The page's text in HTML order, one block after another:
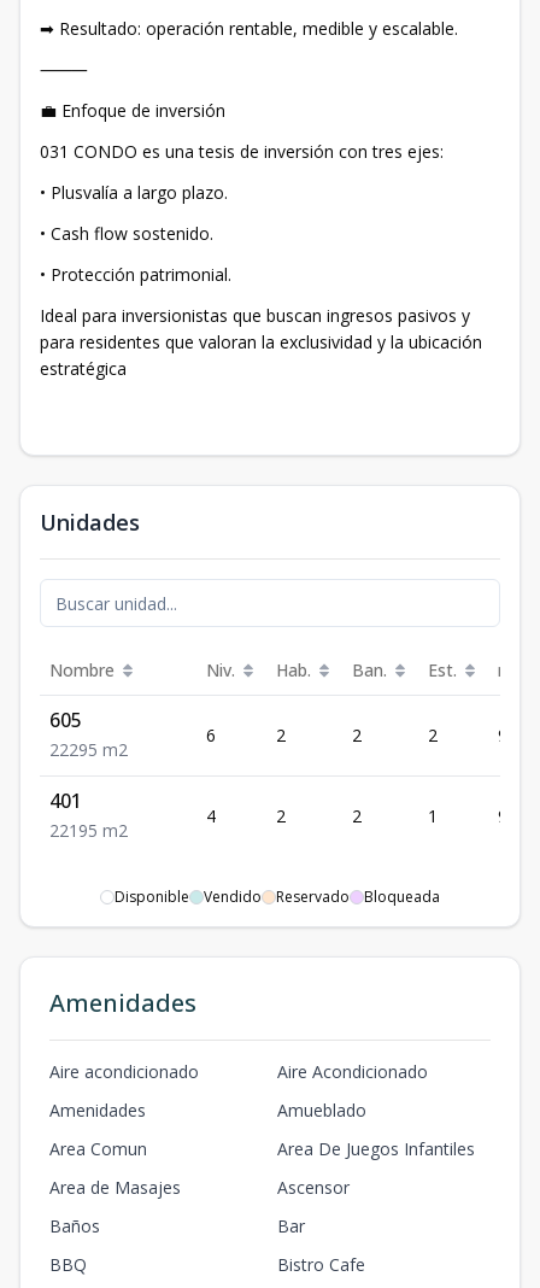
➡ Resultado: operación rentable, medible y escalable.
⸻
💼 Enfoque de inversión
031 CONDO es una tesis de inversión con tres ejes:
• Plusvalía a largo plazo.
• Cash flow sostenido.
• Protección patrimonial.
Ideal para inversionistas que buscan ingresos pasivos y
para residentes que valoran la exclusividad y la ubicación
estratégica
Unidades
Nombre Niv. Hab. Ban. Est. m²
605
22295 m2
6 2 2 2 95
401
221 95 m2
4 2 2 1 95
Disponible Vendido Reservado Bloqueada
Amenidades
Aire acondicionado
Aire Acondicionado
Amenidades
Amueblado
Area Comun
Area De Juegos Infantiles
Area de Masajes
Ascensor
Baños
Bar
BBQ
Bistro Cafe